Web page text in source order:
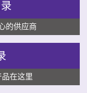
的供应商
在这里